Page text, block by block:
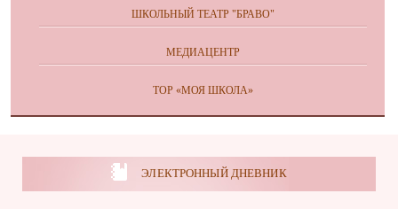
ШКОЛЬНЫЙ ТЕАТР "БРАВО"
МЕДИАЦЕНТР
ТОР «МОЯ ШКОЛА»
ЭЛЕКТРОННЫЙ ДНЕВНИК